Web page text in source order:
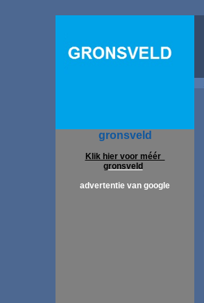
gronsveld
Klik hier voor méér
gronsveld
advertentie van google